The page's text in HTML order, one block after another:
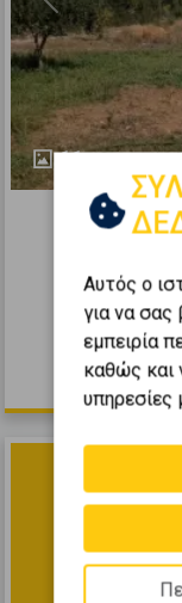
11
Previous
Σταμάτα -
23700
m
Αυτός ο
για να σας
εμπειρία
καθώς και
υπηρεσίες